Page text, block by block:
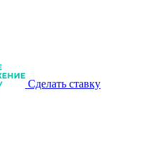
Сделать ставку